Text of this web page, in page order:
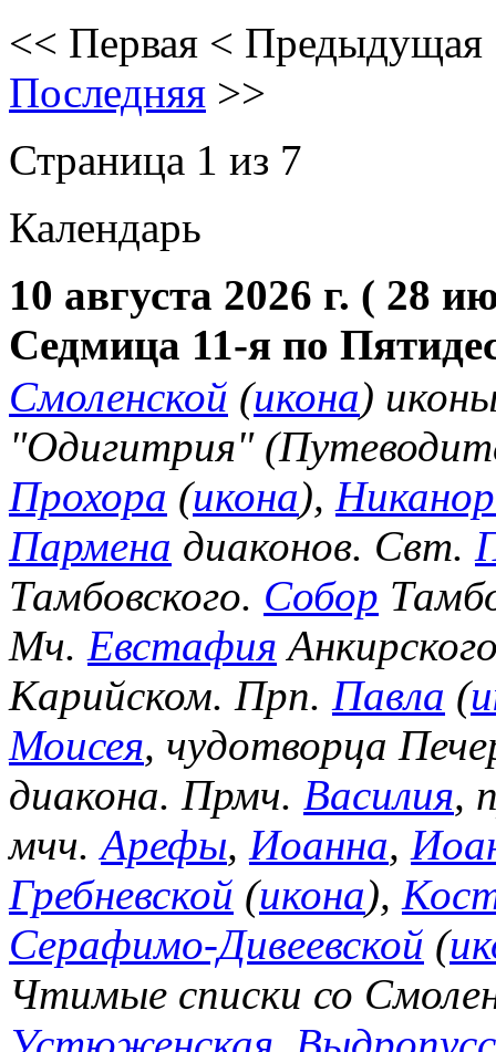
<< Первая < Предыдущая
Последняя >>
Страница 1 из 7
Календарь
10 августа 2026 г. ( 28
Седмица 11-я по
Смоленской (икона)
"Одигитрия"
Прохора (икона),
Пармена диаконов. Свт.
Тамбовского. Собор
Мч. Евстафия
Карийском. Прп. Павла (
Моисея, чудотворца
диакона. Прмч. Василия,
мчч.Арефы, Иоанна,
Гребневской (икона),
Серафимо-Дивеевской (
Чтимые списки со